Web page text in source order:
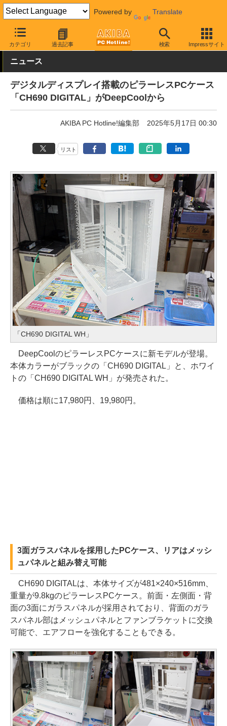
Powered by Translate
カテゴリ 過去記事 検索 Impressサイト
AKIBA PC Hotline! PCパーツ PCケース タワー型
ニュース
デジタルディスプレイ搭載のピラーレスPCケース
「CH690 DIGITAL」がDeepCoolから
AKIBA PC Hotline!編集部 2025年5月17日 00:30
リスト
「CH690 DIGITAL WH」
DeepCoolのピラーレスPCケースに新モデルが登場。
本体カラーがブラックの「CH690 DIGITAL」と、ホワイ
トの「CH690 DIGITAL WH」が発売された。
価格は順に17,980円、19,980円。
3面ガラスパネルを採用したPCケース、リアはメッシ
ュパネルと組み替え可能
CH690 DIGITALは、本体サイズが481×240×516mm、
重量が9.8kgのピラーレスPCケース。前面・左側面・背
面の3面にガラスパネルが採用されており、背面のガラ
スパネル部はメッシュパネルとファンブラケットに交換
可能で、エアフローを強化することもできる。